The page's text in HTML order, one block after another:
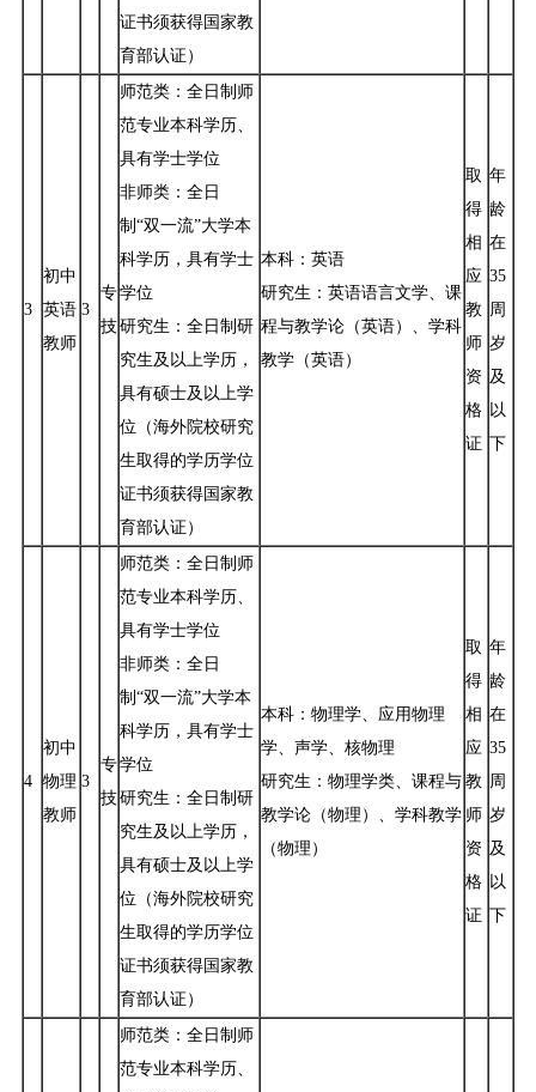
证书须获得国家教
育部认证）
3
初中
英语
教师
3
专
技
师范类：全日制师
范专业本科学历、
具有学士学位
非师类：全日
制“双一流”大学本
科学历，具有学士
学位
研究生：全日制研
究生及以上学历，
具有硕士及以上学
位（海外院校研究
生取得的学历学位
证书须获得国家教
育部认证）
本科：英语
研究生：英语语言文学、课
程与教学论（英语）、学科
教学（英语）
取
得
相
应
教
师
资
格
证
年
龄
在
35
周
岁
及
以
下
4
初中
物理
教师
3
专
技
师范类：全日制师
范专业本科学历、
具有学士学位
非师类：全日
制“双一流”大学本
科学历，具有学士
学位
研究生：全日制研
究生及以上学历，
具有硕士及以上学
位（海外院校研究
生取得的学历学位
证书须获得国家教
育部认证）
本科：物理学、应用物理
学、声学、核物理
研究生：物理学类、课程与
教学论（物理）、学科教学
（物理）
取
得
相
应
教
师
资
格
证
年
龄
在
35
周
岁
及
以
下
师范类：全日制师
范专业本科学历、